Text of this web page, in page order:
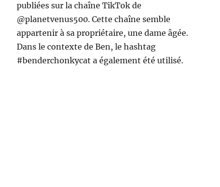
publiées sur la chaîne TikTok de
@planetvenus500. Cette chaîne semble
appartenir à sa propriétaire, une dame âgée.
Dans le contexte de Ben, le hashtag
#benderchonkycat a également été utilisé.